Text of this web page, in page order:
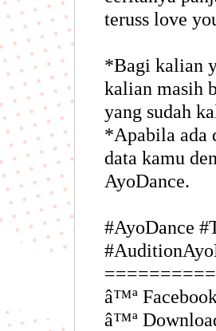
teruss love
*Bagi kalian
kalian masih
yang sudah
*Apabila ada
data kamu
AyoDance.
#AyoDance
â™ª
â™ª